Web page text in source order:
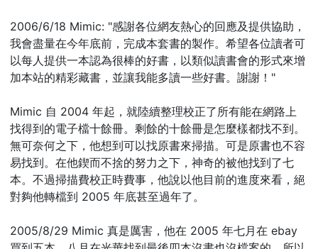
2006/6/18 Mimic: "感謝各位網友熱心的回應及提供協助，
我會盡量在今年底前，完成本套書的製作。希望各位讀者可
以每人提供一本認為很棒的好書，以類似讀書會的形式來增
加本站的精彩藏書，並讓我能多讀一些好書。謝謝！"
Mimic 自 2004 年起，就陸續整理校正了所有能在網路上
找得到的電子檔十餘冊。剩餘的十餘冊是怎麼樣都找不到。
無可奈何之下，他想到可以找原書來掃描。可是原書也不容
易找到。在他鍥而不捨的努力之下，神奇的被他找到了七
本。不過掃描費校正時費事，他說以他目前的進度來看，絕
對夠他轉檔到 2005 年底甚至過年了。
2005/8/29 Mimic 真是厲害，他在 2005 年七月在 ebay